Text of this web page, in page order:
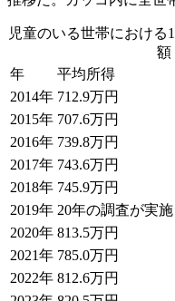
児童のいる世帯における
額
年
平均所得
2014年 712.9万円
2015年 707.6万円
2016年 739.8万円
2017年 743.6万円
2018年 745.9万円
2019年 20年の調査が実
2020年 813.5万円
2021年 785.0万円
2022年 812.6万円